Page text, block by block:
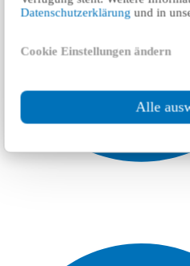
Datenschutzerklärung und in
Cookie Einstellungen ändern
Alle